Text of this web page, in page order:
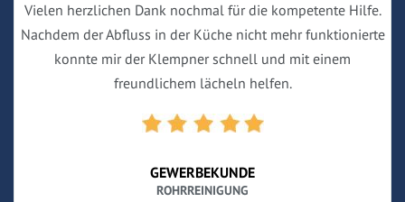
Vielen herzlichen Dank nochmal für die kompetente Hilfe.
Nachdem der Abfluss in der Küche nicht mehr funktionierte
konnte mir der Klempner schnell und mit einem
freundlichem lächeln helfen.
GEWERBEKUNDE
ROHRREINIGUNG